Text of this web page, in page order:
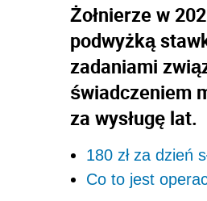
Żołnierze w
podwyżką
zadaniami
świadczeniem
za wysługę lat.
180 zł za dzień
Co to jest